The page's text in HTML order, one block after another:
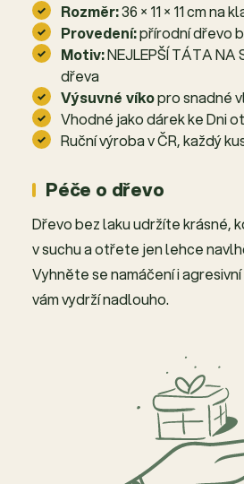
Rozměr:36 × 11 × 11 cm na
Provedení:přírodní dřevo
Motiv:NEJLEPŠÍ TÁTA NA
dřeva
Výsuvné víkopro snadné
Vhodné jako dárek ke Dni
Ruční výroba v ČR, každý
Péče o dřevo
Dřevo bez laku udržíte krásné,
v suchu a otřete jen lehce
Vyhněte se namáčení i
vám vydrží nadlouho.